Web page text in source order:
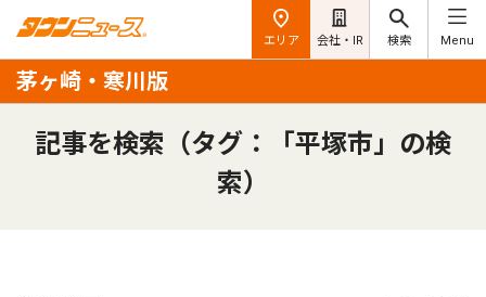
エリア 会社・IR 検索 Menu
茅ヶ崎・寒川版
記事を検索（タグ：「平塚市」の検
索）